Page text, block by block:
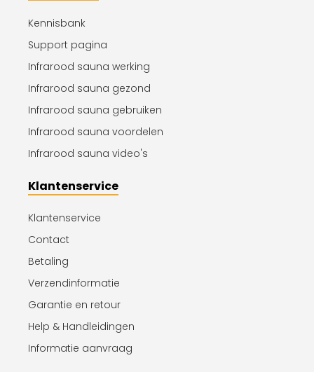
Kennisbank
Support pagina
Infrarood sauna werking
Infrarood sauna gezond
Infrarood sauna gebruiken
Infrarood sauna voordelen
Infrarood sauna video's
Klantenservice
Klantenservice
Contact
Betaling
Verzendinformatie
Garantie en retour
Help & Handleidingen
Informatie aanvraag